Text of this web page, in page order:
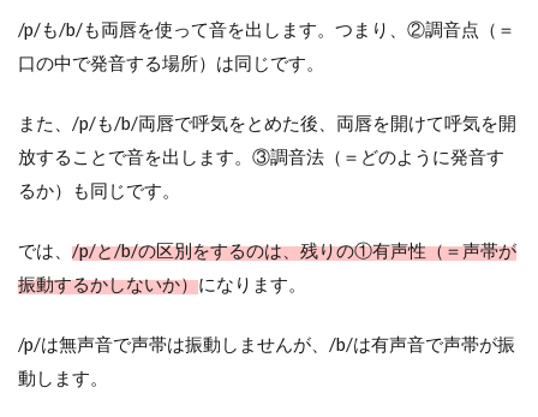
/p/も/b/も両唇を使って音を出します。つまり、②調音点（＝
口の中で発音する場所）は同じです。
また、/p/も/b/両唇で呼気をとめた後、両唇を開けて呼気を開
放することで音を出します。③調音法（＝どのように発音す
るか）も同じです。
では、 /p/と/b/の区別をするのは、残りの①有声性（＝声帯が
振動するかしないか）になります。
/p/は無声音で声帯は振動しませんが、/b/は有声音で声帯が振
動します。